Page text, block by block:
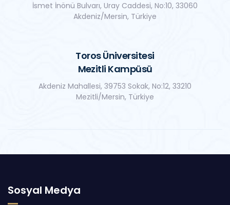
İsmet İnönü Bulvarı, Uray Caddesi, No:10, 33060
Akdeniz/Mersin, Türkiye
Toros Üniversitesi
Mezitli Kampüsü
Akdeniz Mahallesi, 39753 Sokak, No:12, 33210
Mezitli/Mersin, Türkiye
Sosyal Medya